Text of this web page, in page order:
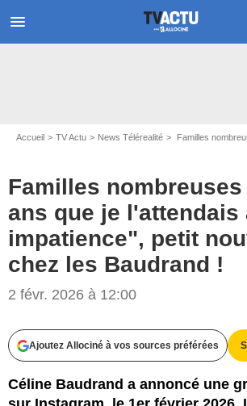
menu
Accueil TV Actu News Télérealité Familles nombreuses : "Deux ans que je
Familles
ans que je l'attendais
impatience", petit
chez les Baudrand !
2 févr. 2026 à 12:00
Ajoutez Allociné à vos sources préférées
Céline Baudrand a annoncé une